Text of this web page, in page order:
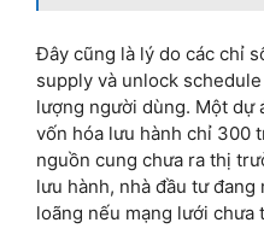
Đây cũng là lý do các chỉ
supply và unlock
lượng người dùng. Một dự
vốn hóa lưu hành chỉ 300
nguồn cung chưa ra thị
lưu hành, nhà đầu tư
loãng nếu mạng lưới chưa